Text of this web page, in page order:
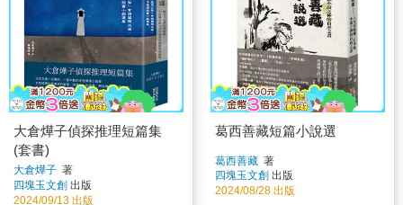
大倉燁子偵探推理短篇集
(套書)
大倉燁子 著
四塊玉文創 出版
2024/09/13 出版
葛西善藏短篇小說選
葛西善藏 著
四塊玉文創 出版
2024/08/28 出版